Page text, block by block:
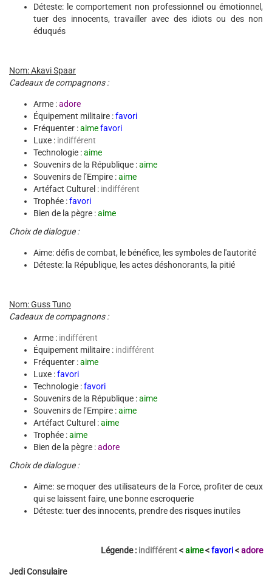
Déteste: le comportement non professionnel ou émotionnel,
tuer des innocents, travailler avec des idiots ou des non
éduqués
Nom: Akavi Spaar
Cadeaux de compagnons :
Arme :adore
Équipement militaire :favori
Fréquenter :aimefavori
Luxe : indifférent
Technologie :aime
Souvenirs de la République :aime
Souvenirs de l’Empire :aime
Artéfact Culturel : indifférent
Trophée :favori
Bien de la pègre :aime
Choix de dialogue :
Aime: défis de combat, le bénéfice, les symboles de l'autorité
Déteste: la République, les actes déshonorants, la pitié
Nom: Guss Tuno
Cadeaux de compagnons :
Arme : indifférent
Équipement militaire : indifférent
Fréquenter :aime
Luxe :favori
Technologie :favori
Souvenirs de la République :aime
Souvenirs de l’Empire :aime
Artéfact Culturel :aime
Trophée :aime
Bien de la pègre :adore
Choix de dialogue :
Aime: se moquer des utilisateurs de la Force, profiter de ceux
qui se laissent faire, une bonne escroquerie
Déteste: tuer des innocents, prendre des risques inutiles
Légende : indifférent<aime<favori<adore
Jedi Consulaire